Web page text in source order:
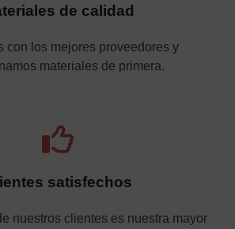
de calidad
con los mejores proveedores y
materiales de primera.
satisfechos
nuestros clientes es nuestra mayor